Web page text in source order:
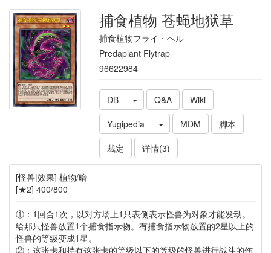
捕食植物 苍蝇地狱草
捕食植物フライ・ヘル
Predaplant Flytrap
96622984
DB Q&A
Wiki
Yugipedia
MDM
脚本
裁定
详情(3)
[怪兽|效果] 植物/暗
[★2] 400/800
①：1回合1次，以对方场上1只表侧表示怪兽为对象才能发动。
给那只怪兽放置1个捕食指示物。有捕食指示物放置的2星以上的
怪兽的等级变成1星。
②：这张卡和持有这张卡的等级以下的等级的怪兽进行战斗的伤